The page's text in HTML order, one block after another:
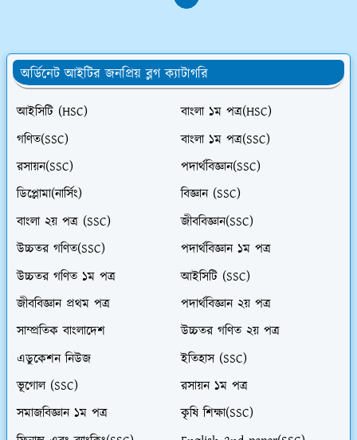
অর্ডিনেট আইটির জনপ্রিয় ব্লগ ক্যাটাগরি
আইসিটি (HSC)
বাংলা ১ম পত্র(HSC)
গণিত(SSC)
বাংলা ১ম পত্র(SSC)
রসায়ন(SSC)
পদার্থবিজ্ঞান(SSC)
ডিপ্লোমা(নার্সিং)
বিজ্ঞান (SSC)
বাংলা ২য় পত্র (SSC)
জীববিজ্ঞান(SSC)
উচ্চতর গণিত(SSC)
পদার্থবিজ্ঞান ১ম পত্র
উচ্চতর গণিত ১ম পত্র
আইসিটি (SSC)
জীববিজ্ঞান প্রথম পত্র
পদার্থবিজ্ঞান ২য় পত্র
সাম্প্রতিক বাংলাদেশ
উচ্চতর গণিত ২য় পত্র
এডুকেশন নিউজ
ইতিহাস (SSC)
ভূগোল (SSC)
রসায়ন ১ম পত্র
সমাজবিজ্ঞান ১ম পত্র
কৃষি শিক্ষা(SSC)